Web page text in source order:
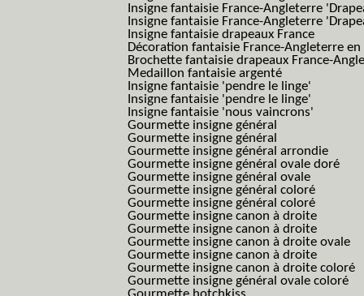
Insigne fantaisie France-Angleterre
Insigne fantaisie France-Angleterre
Insigne fantaisie drapeaux France
Décoration fantaisie France-Angleterre en
Brochette fantaisie drapeaux France-
Medaillon fantaisie argenté
Insigne fantaisie 'pendre le linge'
Insigne fantaisie 'pendre le linge'
Insigne fantaisie 'nous vaincrons'
Gourmette insigne général
Gourmette insigne général
Gourmette insigne général arrondie
Gourmette insigne général ovale doré
Gourmette insigne général ovale
Gourmette insigne général coloré
Gourmette insigne général coloré
Gourmette insigne canon à droite
Gourmette insigne canon à droite
Gourmette insigne canon à droite ovale
Gourmette insigne canon à droite
Gourmette insigne canon à droite coloré
Gourmette insigne général ovale coloré